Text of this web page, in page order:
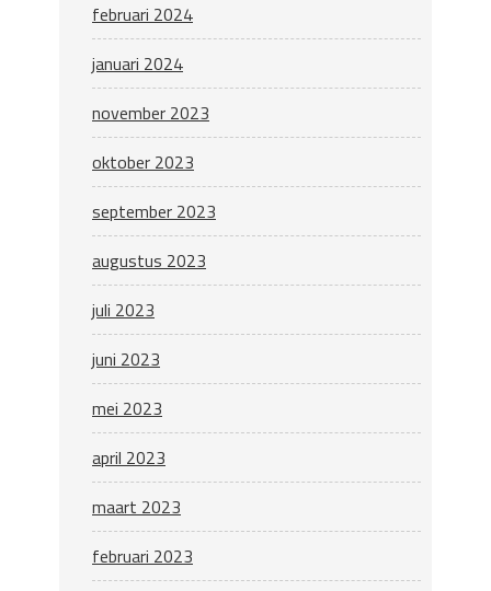
februari 2024
januari 2024
november 2023
oktober 2023
september 2023
augustus 2023
juli 2023
juni 2023
mei 2023
april 2023
maart 2023
februari 2023